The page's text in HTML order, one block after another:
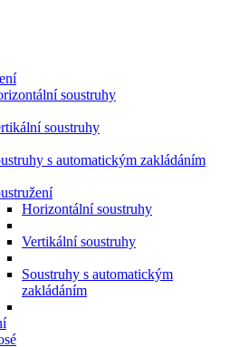
soustruhy
soustruhy
s automatickým zakládáním
Horizontální soustruhy
Vertikální soustruhy
Soustruhy s automatickým
zakládáním